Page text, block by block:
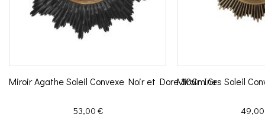
Miroir Agathe Soleil Convexe Noir et Dore 30Cm Gr
Prix
53,00 €
Miroir Ines Soleil
Prix